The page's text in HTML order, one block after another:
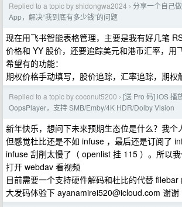
Replied to a topic by shidongwa2024 › 分享一个自己
App，解决“我到底有多少钱”的问题
现在用飞书智能表格管理，主要是我有好几笔
价格和 YY 股价，还要追踪美元和港币汇率，用
希望有的功能：
期权价格手动填写，股价追踪，汇率追踪，期权
Replied to a topic by coconut5200 › [送 Pro 码] iOS 播
OopsPlayer，支持 SMB/Emby/4K HDR/Dolby Vision
新年快乐，想问下未来预期生态位是什么？我个
但感觉杜比还是不如 infuse ，最后还是订阅了
infuse 刮削太慢了（ openlist 挂 115 ）。所以
打开 webdav 看视频
目前需要一个支持硬件解码和杜比的代替
大发码体验下 ayanamirei520@icloud.com 谢谢